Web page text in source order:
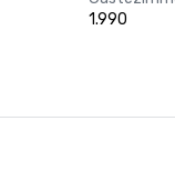
1.990